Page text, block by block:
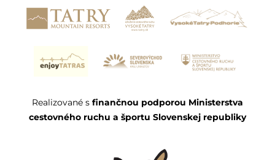
Realizované s finančnou podporou Ministerstva
cestovného ruchu a športu Slovenskej republiky